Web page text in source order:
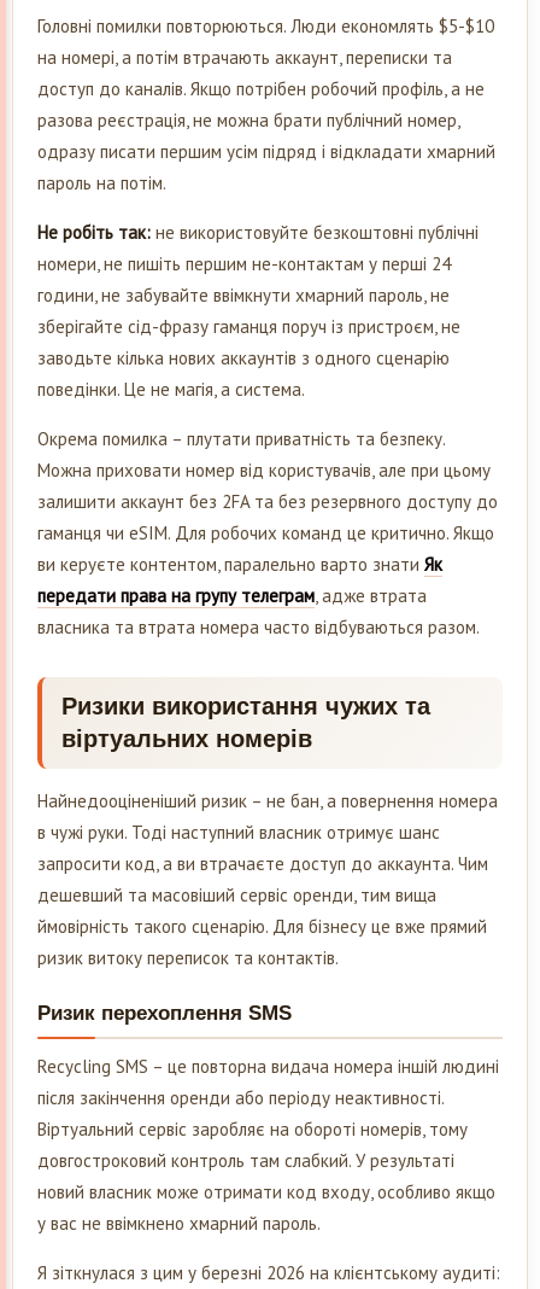
Головні помилки повторюються. Люди економлять $5-$10
на номері, а потім втрачають аккаунт, переписки та
доступ до каналів. Якщо потрібен робочий профіль, а не
разова реєстрація, не можна брати публічний номер,
одразу писати першим усім підряд і відкладати хмарний
пароль на потім.
Не робіть так: не використовуйте безкоштовні публічні
номери, не пишіть першим не-контактам у перші 24
години, не забувайте ввімкнути хмарний пароль, не
зберігайте сід-фразу гаманця поруч із пристроєм, не
заводьте кілька нових аккаунтів з одного сценарію
поведінки. Це не магія, а система.
Окрема помилка – плутати приватність та безпеку.
Можна приховати номер від користувачів, але при цьому
залишити аккаунт без 2FA та без резервного доступу до
гаманця чи eSIM. Для робочих команд це критично. Якщо
ви керуєте контентом, паралельно варто знати Як
передати права на групу телеграм, адже втрата
власника та втрата номера часто відбуваються разом.
Ризики використання чужих та
віртуальних номерів
Найнедооціненіший ризик – не бан, а повернення номера
в чужі руки. Тоді наступний власник отримує шанс
запросити код, а ви втрачаєте доступ до аккаунта. Чим
дешевший та масовіший сервіс оренди, тим вища
ймовірність такого сценарію. Для бізнесу це вже прямий
ризик витоку переписок та контактів.
Ризик перехоплення SMS
Recycling SMS – це повторна видача номера іншій людині
після закінчення оренди або періоду неактивності.
Віртуальний сервіс заробляє на обороті номерів, тому
довгостроковий контроль там слабкий. У результаті
новий власник може отримати код входу, особливо якщо
у вас не ввімкнено хмарний пароль.
Я зіткнулася з цим у березні 2026 на клієнтському аудиті: